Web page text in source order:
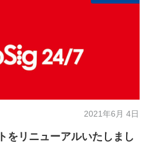
2021年6月 4日
をリニューアルいたしまし